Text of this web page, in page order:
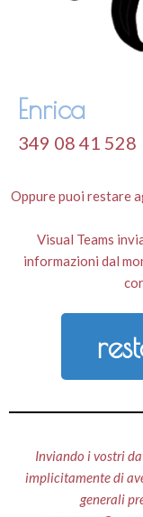
Enrica
349 08 41 528
Oppure puoi restare
Visual Teams
informazioni dal
Inviando i vostri
implicitamente di
generali